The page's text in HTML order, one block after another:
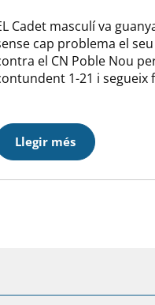
Cadet masculí va
cap problema el
el CN Poble Nou
1-21 i segueix
seva banda, l’infantil
caure davant el CN
per 12-7. Partit on hem
amb una renta…
Llegir més